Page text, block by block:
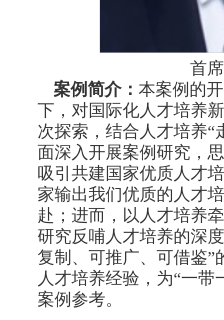
首
案例简介： 本案例的
下，对国际化人才培养
次探索，结合人才培养“
面深入开展案例研究，
吸引共建国家优质人才
家输出我们优质的人才
赴；进而，以人才培养
研究反哺人才培养的深
复制、可推广、可借鉴”
人才培养经验，为“一
案例参考。